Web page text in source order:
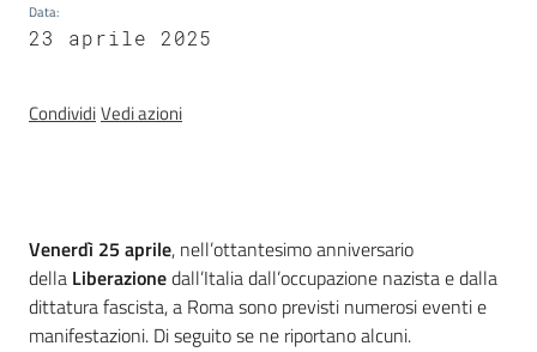
Seguici
Data:
23 aprile 2025
CondividiVedi azioni
Introduzione
Venerdì 25 aprile, nell’ottantesimo anniversario
della Liberazionedall’Italia dall’occupazione nazista e dalla
dittatura fascista, a Roma sono previsti numerosi eventi e
manifestazioni. Di seguito se ne riportano alcuni.